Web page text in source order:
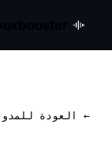
voxbooster
للمدونة